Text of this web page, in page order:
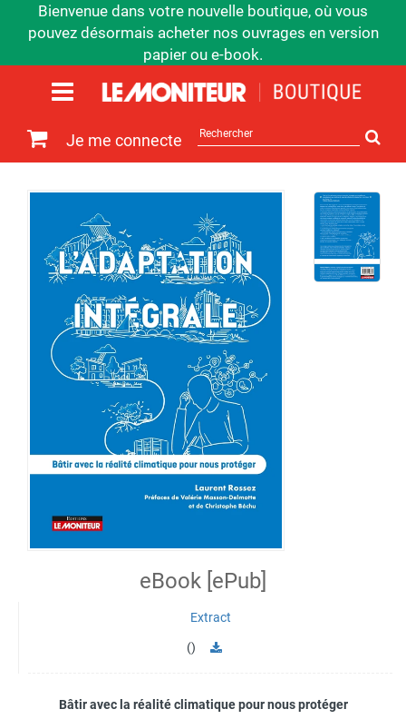
Bienvenue dans votre nouvelle boutique, où vous
pouvez désormais acheter nos ouvrages en version
papier ou e-book.
Je me connecte
sur
le
eBook [ePub]
Extract
()
Bâtir avec la réalité climatique pour nous protéger